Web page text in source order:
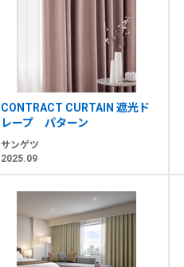
CONTRACT CURTAIN 遮光ド
レープ パターン
サンゲツ
2025.09